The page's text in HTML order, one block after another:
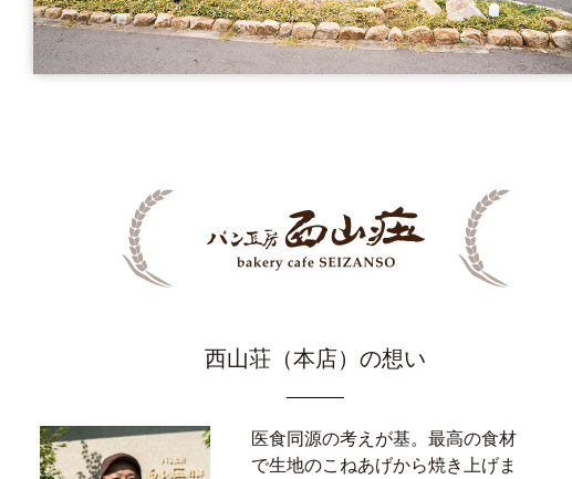
西山荘 （本店） の想い
医食同源の考えが基。最高の食材
で生地のこねあげから焼き上げま